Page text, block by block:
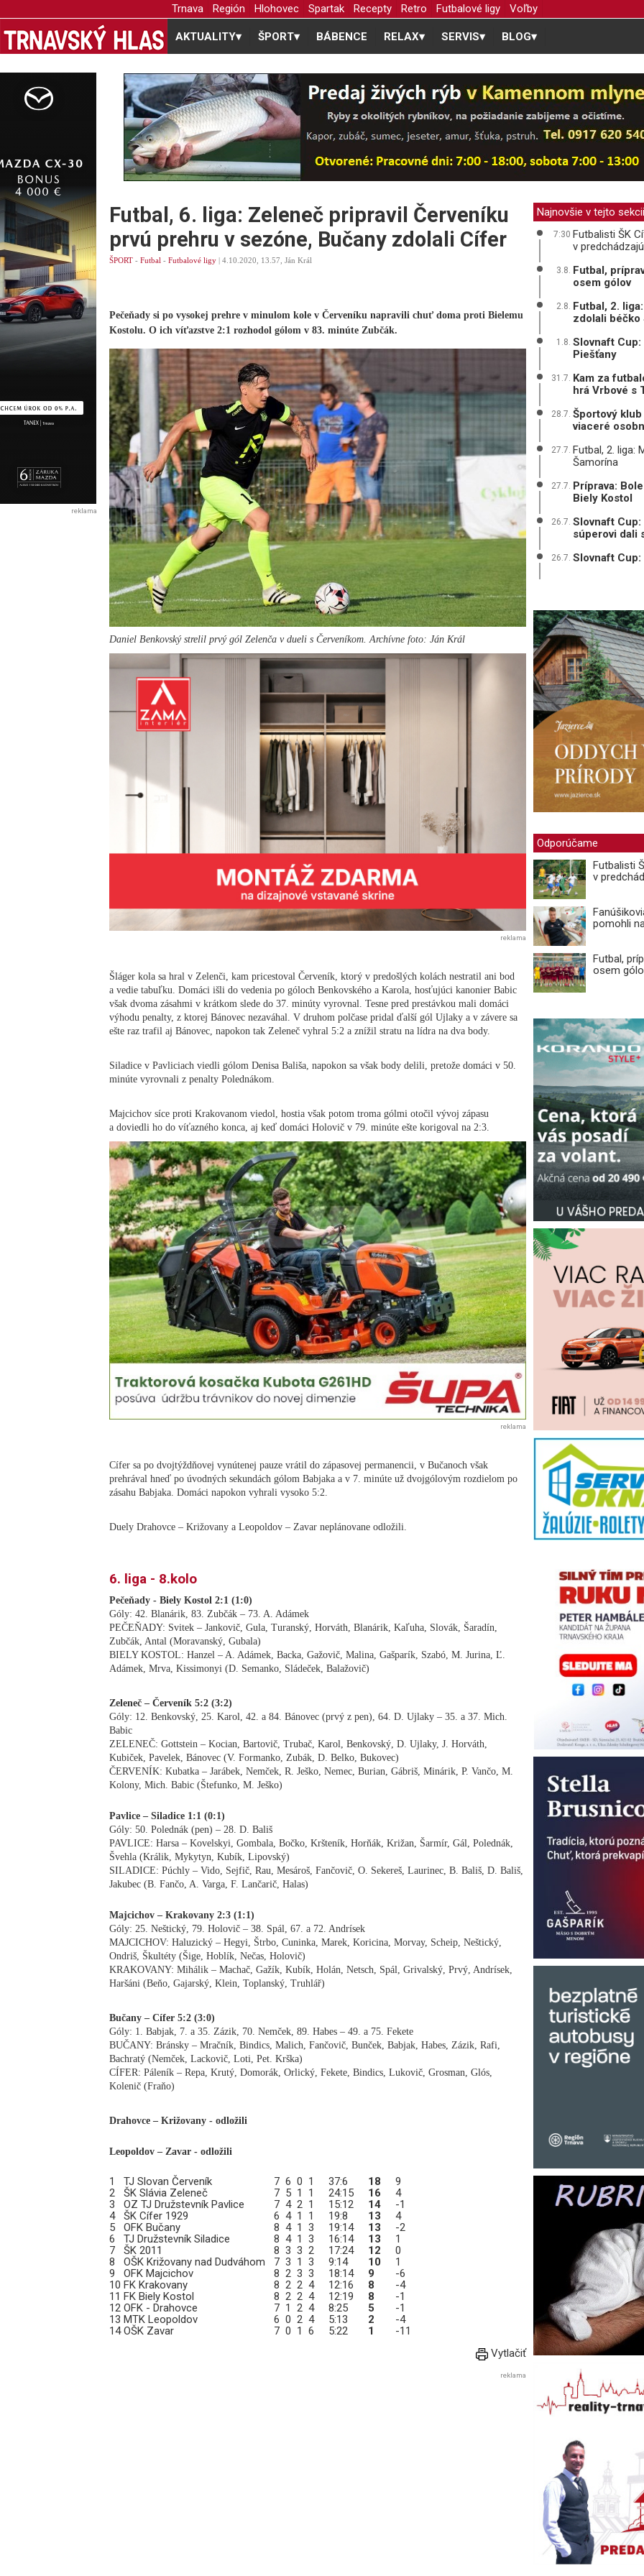
Trnava Región Hlohovec Spartak Recepty Retro Futbalové ligy Voľby
AKTUALITY▾ ŠPORT▾ BÁBENCE RELAX▾ SERVIS▾ BLOG▾
Futbal, 6. liga: Zeleneč pripravil Červeníku
prvú prehru v sezóne, Bučany zdolali Cífer
ŠPORT - Futbal - Futbalové ligy | 4.10.2020, 13.57, Ján Král
Pečeňady si po vysokej prehre v minulom kole v Červeníku napravili chuť doma proti Bielemu
Kostolu. O ich víťazstve 2:1 rozhodol gólom v 83. minúte Zubčák.
Daniel Benkovský strelil prvý gól Zelenča v dueli s Červeníkom. Archívne foto: Ján Král
reklama
Šláger kola sa hral v Zelenči, kam pricestoval Červeník, ktorý v predošlých kolách nestratil ani bod
a vedie tabuľku. Domáci išli do vedenia po góloch Benkovského a Karola, hosťujúci kanonier Babic
však dvoma zásahmi v krátkom slede do 37. minúty vyrovnal. Tesne pred prestávkou mali domáci
výhodu penalty, z ktorej Bánovec nezaváhal. V druhom polčase pridal ďalší gól Ujlaky a v závere sa
ešte raz trafil aj Bánovec, napokon tak Zeleneč vyhral 5:2 a znížil stratu na lídra na dva body.
Siladice v Pavliciach viedli gólom Denisa Bališa, napokon sa však body delili, pretože domáci v 50.
minúte vyrovnali z penalty Polednákom.
Majcichov síce proti Krakovanom viedol, hostia však potom troma gólmi otočil vývoj zápasu
a doviedli ho do víťazného konca, aj keď domáci Holovič v 79. minúte ešte korigoval na 2:3.
reklama
Cífer sa po dvojtýždňovej vynútenej pauze vrátil do zápasovej permanencii, v Bučanoch však
prehrával hneď po úvodných sekundách gólom Babjaka a v 7. minúte už dvojgólovým rozdielom po
zásahu Babjaka. Domáci napokon vyhrali vysoko 5:2.
Duely Drahovce – Križovany a Leopoldov – Zavar neplánovane odložili.
6. liga - 8.kolo
Pečeňady - Biely Kostol 2:1 (1:0)
Góly: 42. Blanárik, 83. Zubčák – 73. A. Adámek
PEČEŇADY: Svitek – Jankovič, Gula, Turanský, Horváth, Blanárik, Kaľuha, Slovák, Šaradín,
Zubčák, Antal (Moravanský, Gubala)
BIELY KOSTOL: Hanzel – A. Adámek, Backa, Gažovič, Malina, Gašparík, Szabó, M. Jurina, Ľ.
Adámek, Mrva, Kissimonyi (D. Semanko, Sládeček, Balažovič)
Zeleneč – Červeník 5:2 (3:2)
Góly: 12. Benkovský, 25. Karol, 42. a 84. Bánovec (prvý z pen), 64. D. Ujlaky – 35. a 37. Mich.
Babic
ZELENEČ: Gottstein – Kocian, Bartovič, Trubač, Karol, Benkovský, D. Ujlaky, J. Horváth,
Kubiček, Pavelek, Bánovec (V. Formanko, Zubák, D. Belko, Bukovec)
ČERVENÍK: Kubatka – Jarábek, Nemček, R. Ješko, Nemec, Burian, Gábriš, Minárik, P. Vančo, M.
Kolony, Mich. Babic (Štefunko, M. Ješko)
Pavlice – Siladice 1:1 (0:1)
Góly: 50. Polednák (pen) – 28. D. Bališ
PAVLICE: Harsa – Kovelskyi, Gombala, Bočko, Kršteník, Horňák, Križan, Šarmír, Gál, Polednák,
Švehla (Králik, Mykytyn, Kubík, Lipovský)
SILADICE: Púchly – Vido, Sejfič, Rau, Mesároš, Fančovič, O. Sekereš, Laurinec, B. Bališ, D. Bališ,
Jakubec (B. Fančo, A. Varga, F. Lančarič, Halas)
Majcichov – Krakovany 2:3 (1:1)
Góly: 25. Neštický, 79. Holovič – 38. Spál, 67. a 72. Andrísek
MAJCICHOV: Haluzický – Hegyi, Štrbo, Cuninka, Marek, Koricina, Morvay, Scheip, Neštický,
Ondriš, Škultéty (Šige, Hoblík, Nečas, Holovič)
KRAKOVANY: Mihálik – Machač, Gažík, Kubík, Holán, Netsch, Spál, Grivalský, Prvý, Andrísek,
Haršáni (Beňo, Gajarský, Klein, Toplanský, Truhlář)
Bučany – Cífer 5:2 (3:0)
Góly: 1. Babjak, 7. a 35. Zázik, 70. Nemček, 89. Habes – 49. a 75. Fekete
BUČANY: Bránsky – Mračník, Bindics, Malich, Fančovič, Bunček, Babjak, Habes, Zázik, Rafi,
Bachratý (Nemček, Lackovič, Loti, Pet. Krška)
CÍFER: Páleník – Repa, Krutý, Domorák, Orlický, Fekete, Bindics, Lukovič, Grosman, Glós,
Kolenič (Fraňo)
Drahovce – Križovany - odložili
Leopoldov – Zavar - odložili
1 TJ Slovan Červeník 7 6 0 1 37:6 18
9
2
ŠK Slávia Zeleneč 7 5 1 1 24:15 16
4
3
OZ TJ Družstevník Pavlice 7 4 2 1 15:12 14
-1
4
ŠK Cífer 1929 6 4 1 1 19:8 13
4
5
OFK Bučany 8 4 1 3 19:14 13
-2
6
TJ Družstevník Siladice 8 4 1 3 16:14 13
1
7
ŠK 2011 8 3 3 2 17:24 12
0
8
OŠK Križovany nad Dudváhom 7 3 1 3 9:14 10
1
9
OFK Majcichov 8 2 3 3 18:14 9
-6
10 FK Krakovany 8 2 2 4 12:16 8
-4
11 FK Biely Kostol 8 2 2 4 12:19 8
-1
12 OFK - Drahovce 7 1 2 4 8:25 5
-1
13 MTK Leopoldov 6 0 2 4 5:13 2
-4
14 OŠK Zavar 7 0 1 6 5:22 1
-11
Vytlačiť
reklama
Najnovšie v tejto sekcii
7:30 Futbalisti ŠK
v
3.8. Futbal,
osem gólov
2.8. Futbal, 2.
zdolali béčko
1.8. Slovnaft
Piešťany
31.7. Kam za
hrá Vrbové s
28.7. Športový
viaceré
27.7. Futbal, 2. liga:
Šamorína
27.7. Príprava:
Biely Kostol
26.7. Slovnaft
súperovi dali
26.7. Slovnaft
Odporúčame
Futbalisti
v
pomohli
Futbal,
osem
reklama